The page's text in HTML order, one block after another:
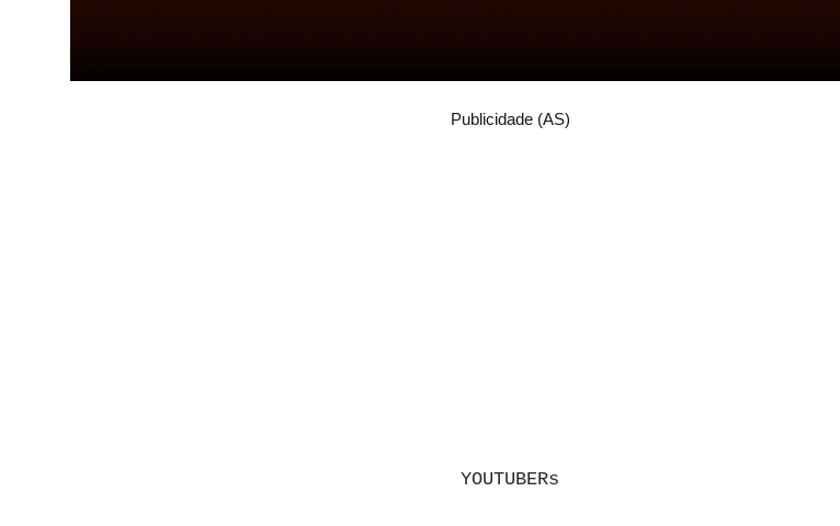
Publicidade (AS)
YOUTUBERs